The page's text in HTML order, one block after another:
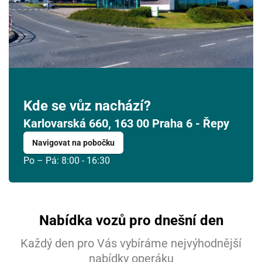
Kde se vůz nachází?
Karlovarská 660, 163 00 Praha 6 - Řepy
Navigovat na pobočku
Po – Pá: 8:00 - 16:30
Nabídka vozů pro dnešní den
Každý den pro Vás vybíráme nejvýhodnější
nabídky operáku